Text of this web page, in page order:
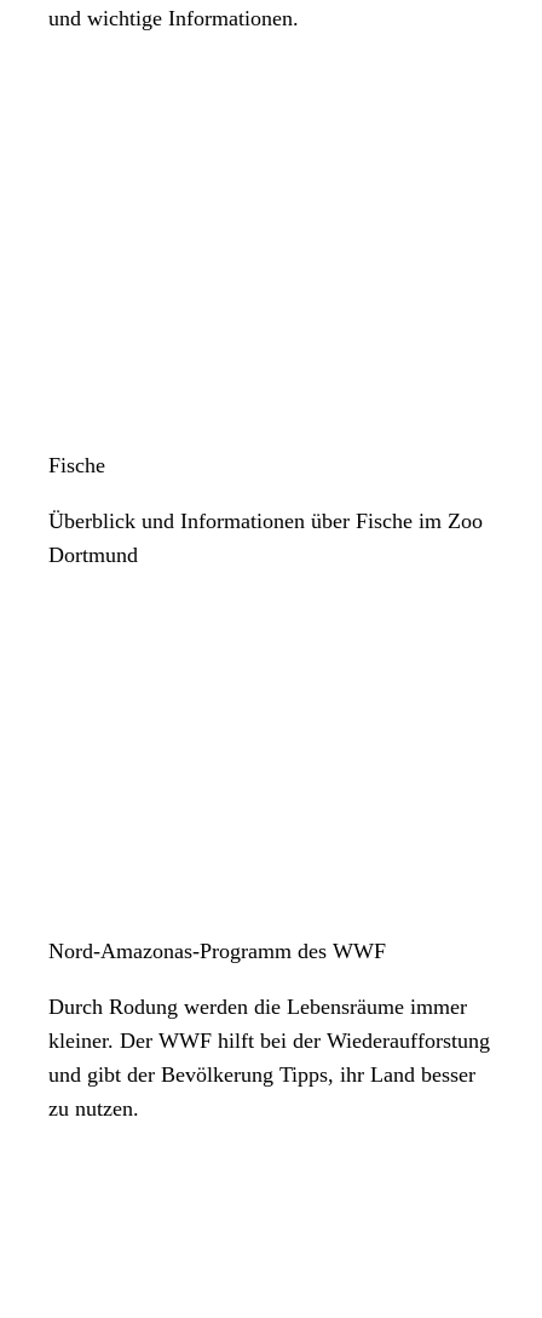
und wichtige Informationen.
Fische
Überblick und Informationen über Fische im Zoo
Dortmund
Nord-Amazonas-Programm des WWF
Durch Rodung werden die Lebensräume immer
kleiner. Der WWF hilft bei der Wiederaufforstung
und gibt der Bevölkerung Tipps, ihr Land besser
zu nutzen.